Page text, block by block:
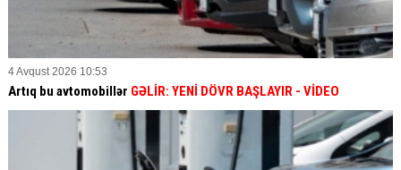
4 Avqust 2026 10:53
Artıq bu avtomobillər GƏLİR: YENİ DÖVR BAŞLAYIR - VİDEO